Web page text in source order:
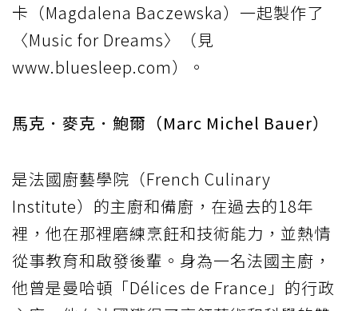
卡（Magdalena Baczewska）一起製作了
〈Music for Dreams〉（見
www.bluesleep.com）。
馬克．麥克．鮑爾（Marc Michel Bauer）
是法國廚藝學院（French Culinary
Institute）的主廚和備廚，在過去的18年
裡，他在那裡磨練烹飪和技術能力，並熱情
從事教育和啟發後輩。身為一名法國主廚，
他曾是曼哈頓「Délices de France」的行政